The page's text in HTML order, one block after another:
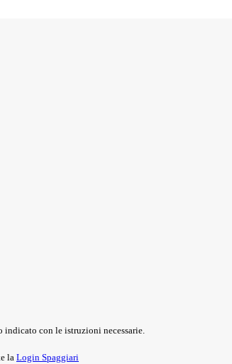
con le istruzioni necessarie.
la Login Spaggiari